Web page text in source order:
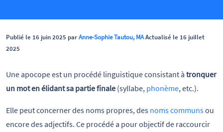
Publié le 16 juin 2025 parAnne-Sophie Tautou, MAActualisé le 16 juillet
2025
Une apocope est un procédé linguistique consistant à tronquer
un mot en élidant sa partie finale (syllabe, phonème, etc.).
Elle peut concerner des noms propres, des noms communsou
encore des adjectifs. Ce procédé a pour objectif de raccourcir